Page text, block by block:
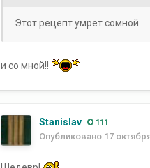
Этот рецепт умрет сомной
и со мной!!
Stanislav 111
Опубликовано 17